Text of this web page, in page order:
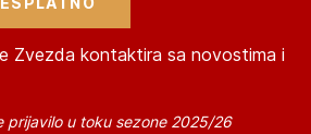
Zvezda kontaktira sa novostima i
prijavilo u toku sezone 2025/26